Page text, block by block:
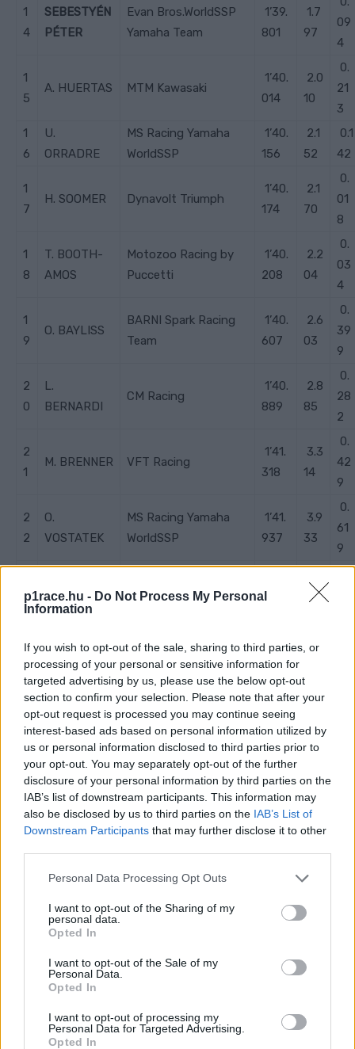
p1race.hu - Do Not Process My Personal
Information
If you wish to opt-out of the sale, sharing to third parties, or
processing of your personal or sensitive information for
targeted advertising by us, please use the below opt-out
section to confirm your selection. Please note that after your
opt-out request is processed you may continue seeing
interest-based ads based on personal information utilized by
us or personal information disclosed to third parties prior to
your opt-out. You may separately opt-out of the further
disclosure of your personal information by third parties on the
IAB’s list of downstream participants. This information may
also be disclosed by us to third parties on the IAB’s List of
Downstream Participants that may further disclose it to other
Please note that this website/app uses one or more Google
not limited to your visit or usage behaviour. You may click to
grant or deny consent to Google and its third-party tags to
use your data for below specified purposes in below Google
consent section.
Personal Data Processing Opt Outs
I want to opt-out of the Sharing of my
personal data.
Opted In
I want to opt-out of the Sale of my
Personal Data.
Opted In
I want to opt-out of processing my
Personal Data for Targeted Advertising.
Opted In
1
4
SEBESTYÉN
PÉTER
Evan Bros.WorldSSP
Yamaha Team
1’39.
801
1.7
97
09
4
1
5
A. HUERTAS MTM Kawasaki
1’40.
014
2.0
10
0.
21
3
1
6
U.
ORRADRE
MS Racing Yamaha
WorldSSP
1’40.
156
2.1
52
0.1
42
1
7
H. SOOMER Dynavolt Triumph
1’40.
174
2.1
70
0.
01
8
1
8
T. BOOTH-
AMOS
Motozoo Racing by
Puccetti
1’40.
208
2.2
04
0.
03
4
1
9
O. BAYLISS
BARNI Spark Racing
Team
1’40.
607
2.6
03
0.
39
9
2
0
L.
BERNARDI
CM Racing
1’40.
889
2.8
85
0.
28
2
2
1
M. BRENNER VFT Racing
1’41.
318
3.3
14
0.
42
9
2
2
O.
VOSTATEK
MS Racing Yamaha
WorldSSP
1’41.
937
3.9
33
0.
61
9
3
L. TACCINI
Yamaha
589
4.5
85
Dominique Aegerter
Lorenzo Baldassarri
Mandalika International Street Circuit
Nicolo Bulega
Raffaele De Rosa Sebestyén Péter
Supersport
Yamaha
Mandalika: Razgatlioglu
mindössze 8. hellyel kezdett
Mandalika: Bautista nyerte a
második szabadedzést